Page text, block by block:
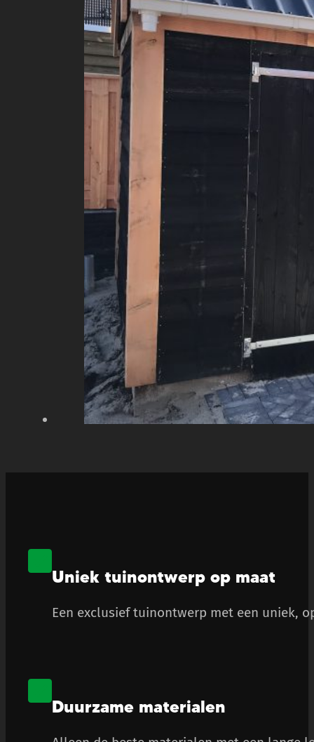
Uniek tuinontwerp op maat
Een exclusief tuinontwerp met een uniek,
Duurzame materialen